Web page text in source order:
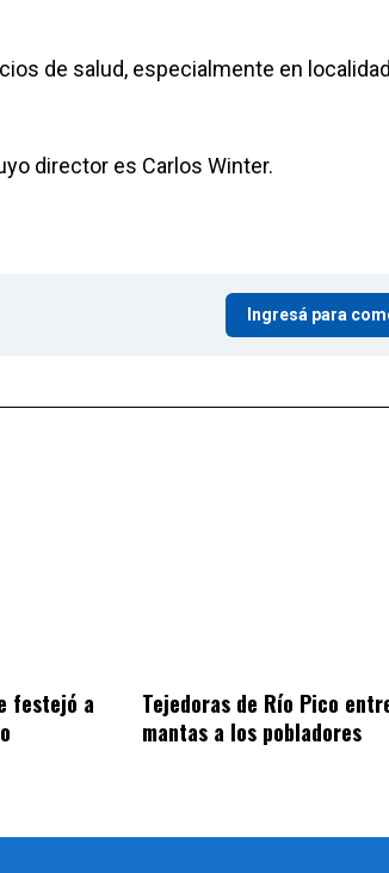
de salud, especialmente en
director es Carlos Winter.
Ingresá para
festejó a
Tejedoras de Río Pico
mantas a los pobladores